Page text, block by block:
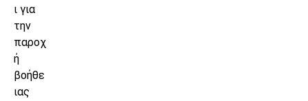
ι για
την
παροχ
ή
βοήθε
ιας